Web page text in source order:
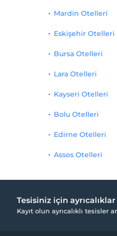
Mardin Otelleri
Eskişehir Otelleri
Bursa Otelleri
Lara Otelleri
Kayseri Otelleri
Bolu Otelleri
Edirne Otelleri
Assos Otelleri
Tesisiniz için
Kayıt olun ayrıcalıklı tesisler